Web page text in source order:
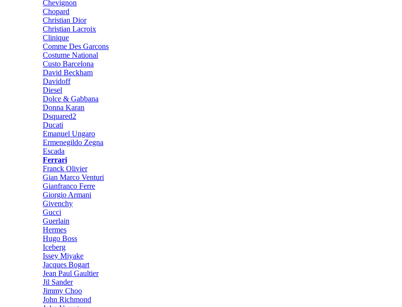
Chevignon
Chopard
Christian Dior
Christian Lacroix
Clinique
Comme Des Garcons
Costume National
Custo Barcelona
David Beckham
Davidoff
Diesel
Dolce & Gabbana
Donna Karan
Dsquared2
Ducati
Emanuel Ungaro
Ermenegildo Zegna
Escada
Ferrari
Franck Olivier
Gian Marco Venturi
Gianfranco Ferre
Giorgio Armani
Givenchy
Gucci
Guerlain
Hermes
Hugo Boss
Iceberg
Issey Miyake
Jacques Bogart
Jean Paul Gaultier
Jil Sander
Jimmy Choo
John Richmond